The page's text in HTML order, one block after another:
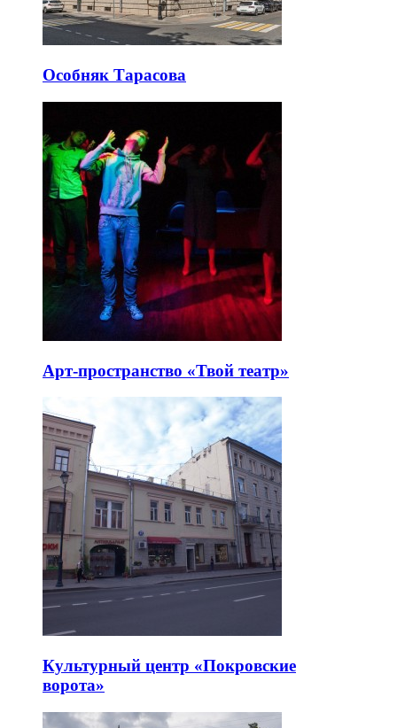
Особняк Тарасова
Арт-пространство «Твой театр»
Культурный центр «Покровские
ворота»